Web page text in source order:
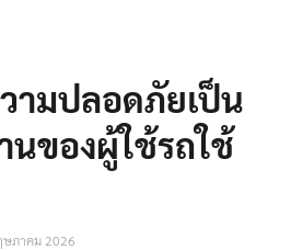
วามปลอดภัยเป็น
ของผู้ใช้รถใช้
ภาคม 2026